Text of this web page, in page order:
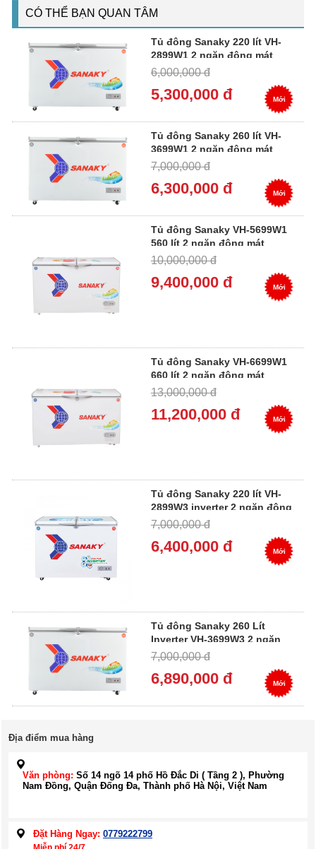
CÓ THỂ BẠN QUAN TÂM
Tủ đông Sanaky 220 lít VH-
2899W1 2 ngăn đông mát
6,000,000 đ
5,300,000 đ Mới
Tủ đông Sanaky 260 lít VH-
3699W1 2 ngăn đông mát
7,000,000 đ
6,300,000 đ Mới
Tủ đông Sanaky VH-5699W1
560 lít 2 ngăn đông mát
10,000,000 đ
9,400,000 đ Mới
Tủ đông Sanaky VH-6699W1
660 lít 2 ngăn đông mát
13,000,000 đ
11,200,000 đ Mới
Tủ đông Sanaky 220 lít VH-
2899W3 inverter 2 ngăn đông
mát
7,000,000 đ
6,400,000 đ Mới
Tủ đông Sanaky 260 Lít
Inverter VH-3699W3 2 ngăn
đông mát
7,000,000 đ
6,890,000 đ Mới
Địa điểm mua hàng
Văn phòng: Số 14 ngõ 14 phố Hồ Đắc Di ( Tầng 2 ), Phường
Nam Đồng, Quận Đống Đa, Thành phố Hà Nội, Việt Nam
Đặt Hàng Ngay: 0779222799